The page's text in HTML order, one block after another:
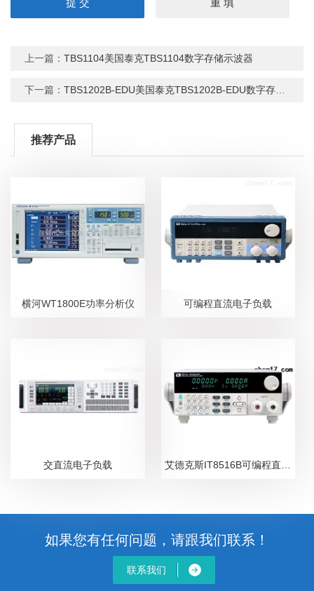
上一篇：TBS1104美国泰克TBS1104数字存储示波器
下一篇：TBS1202B-EDU美国泰克TBS1202B-EDU数字存储示波器
推荐产品
横河WT1800E功率分析仪 可编程直流电子负载
交直流电子负载 艾德克斯IT8516B可编程直流电子负载
如果您有任何问题，请跟我们联系！
联系我们